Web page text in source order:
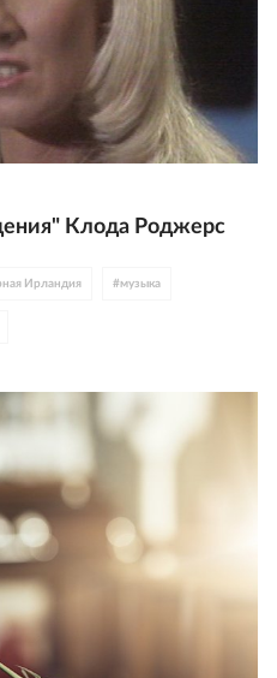
Клода Роджерс
Ирландия #музыка